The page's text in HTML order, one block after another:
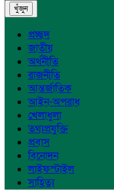
প্রচ্ছদ
জাতীয়
অর্থনীতি
রাজনীতি
আন্তর্জাতিক
আইন-অপরাধ
খেলাধুলা
তথ্যপ্রযুক্তি
প্রবাস
বিনোদন
লাইফস্টাইল
সাহিত্য